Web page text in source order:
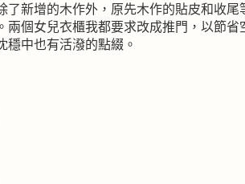
了新增的木作外，原先木作的貼皮和收
兩個女兒衣櫃我都要求改成推門，以節
穩中也有活潑的點綴。